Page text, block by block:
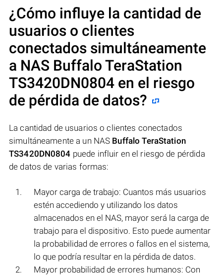
¿Cómo influye la cantidad de
usuarios o clientes
conectados simultáneamente
a NAS Buffalo TeraStation
TS3420DN0804 en el riesgo
de pérdida de datos?
La cantidad de usuarios o clientes conectados
simultáneamente a un NAS Buffalo TeraStation
TS3420DN0804 puede influir en el riesgo de pérdida
de datos de varias formas:
Mayor carga de trabajo: Cuantos más usuarios
estén accediendo y utilizando los datos
almacenados en el NAS, mayor será la carga de
trabajo para el dispositivo. Esto puede aumentar
la probabilidad de errores o fallos en el sistema,
lo que podría resultar en la pérdida de datos.
Mayor probabilidad de errores humanos: Con